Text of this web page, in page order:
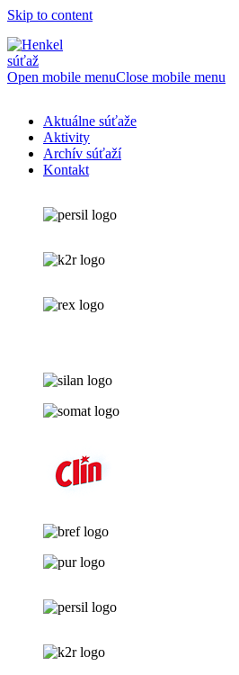
Skip to content
Open mobile menuClose mobile menu
Aktuálne súťaže
Aktivity
Archív súťaží
Kontakt